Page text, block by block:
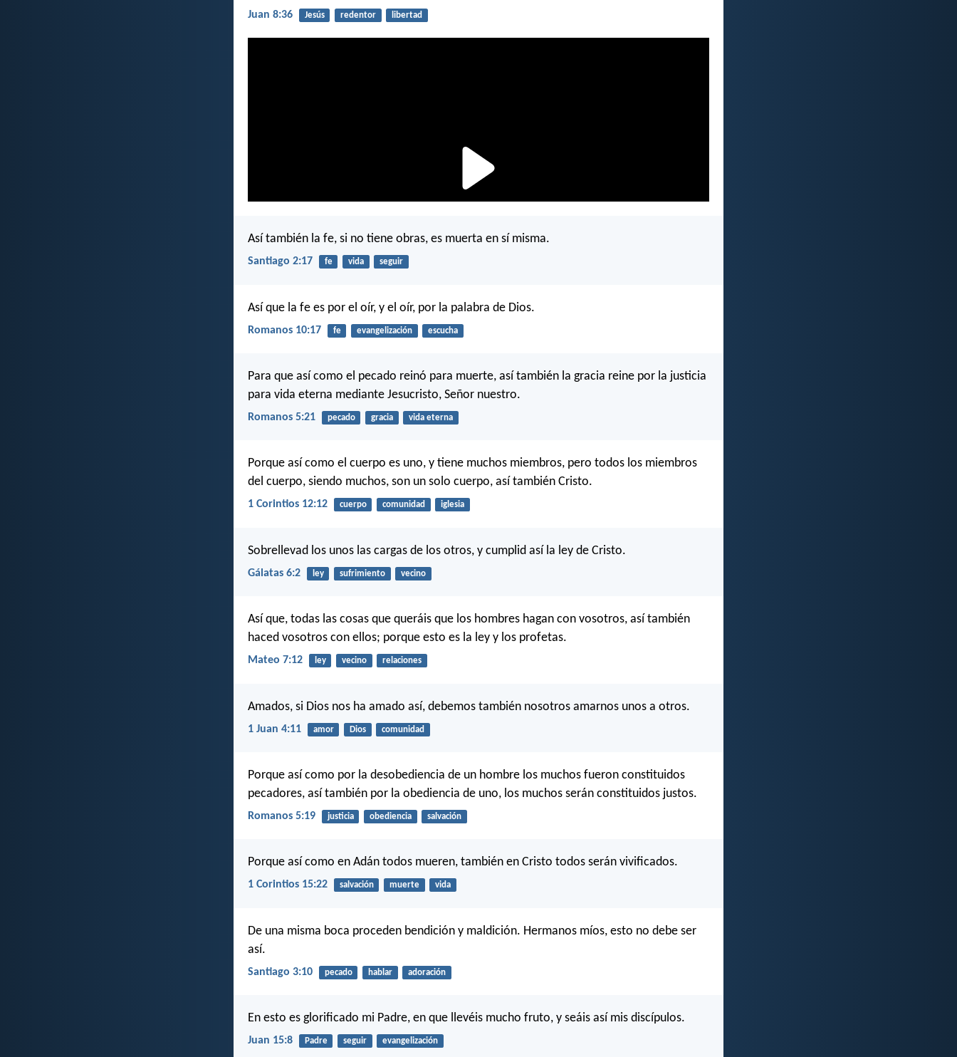
Juan 8:36 Jesús redentor libertad
Así también la fe, si no tiene obras, es muerta en sí misma.
Santiago 2:17 fe vida seguir
Así que la fe es por el oír, y el oír, por la palabra de Dios.
Romanos 10:17 fe evangelización escucha
Para que así como el pecado reinó para muerte, así también la gracia reine por la justicia
para vida eterna mediante Jesucristo, Señor nuestro.
Romanos 5:21 pecado gracia vida eterna
Porque así como el cuerpo es uno, y tiene muchos miembros, pero todos los miembros
del cuerpo, siendo muchos, son un solo cuerpo, así también Cristo.
1 Corintios 12:12 cuerpo comunidad iglesia
Sobrellevad los unos las cargas de los otros, y cumplid así la ley de Cristo.
Gálatas 6:2 ley sufrimiento vecino
Así que, todas las cosas que queráis que los hombres hagan con vosotros, así también
haced vosotros con ellos; porque esto es la ley y los profetas.
Mateo 7:12 ley vecino relaciones
Amados, si Dios nos ha amado así, debemos también nosotros amarnos unos a otros.
1 Juan 4:11 amor Dios comunidad
Porque así como por la desobediencia de un hombre los muchos fueron constituidos
pecadores, así también por la obediencia de uno, los muchos serán constituidos justos.
Romanos 5:19 justicia obediencia salvación
Porque así como en Adán todos mueren, también en Cristo todos serán vivificados.
1 Corintios 15:22 salvación muerte vida
De una misma boca proceden bendición y maldición. Hermanos míos, esto no debe ser
así.
Santiago 3:10 pecado hablar adoración
En esto es glorificado mi Padre, en que llevéis mucho fruto, y seáis así mis discípulos.
Juan 15:8 Padre seguir evangelización